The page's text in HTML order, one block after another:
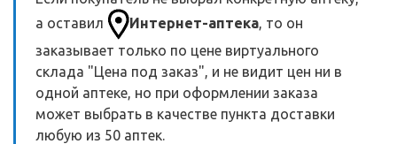
а оставил
Интернет-аптека, то он
заказывает только по цене виртуального
склада "Цена под заказ", и не видит цен ни в
одной аптеке, но при оформлении заказа
может выбрать в качестве пункта доставки
любую из 50 аптек.